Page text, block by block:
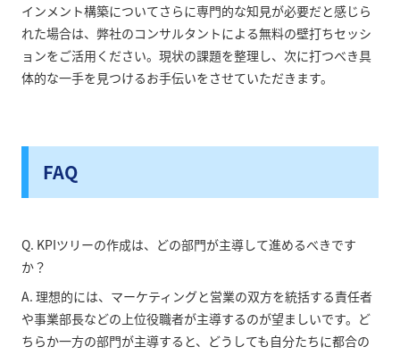
インメント構築についてさらに専門的な知見が必要だと感じら
れた場合は、弊社のコンサルタントによる無料の壁打ちセッシ
ョンをご活用ください。現状の課題を整理し、次に打つべき具
体的な一手を見つけるお手伝いをさせていただきます。
FAQ
Q. KPIツリーの作成は、どの部門が主導して進めるべきです
か？
A. 理想的には、マーケティングと営業の双方を統括する責任者
や事業部長などの上位役職者が主導するのが望ましいです。ど
ちらか一方の部門が主導すると、どうしても自分たちに都合の